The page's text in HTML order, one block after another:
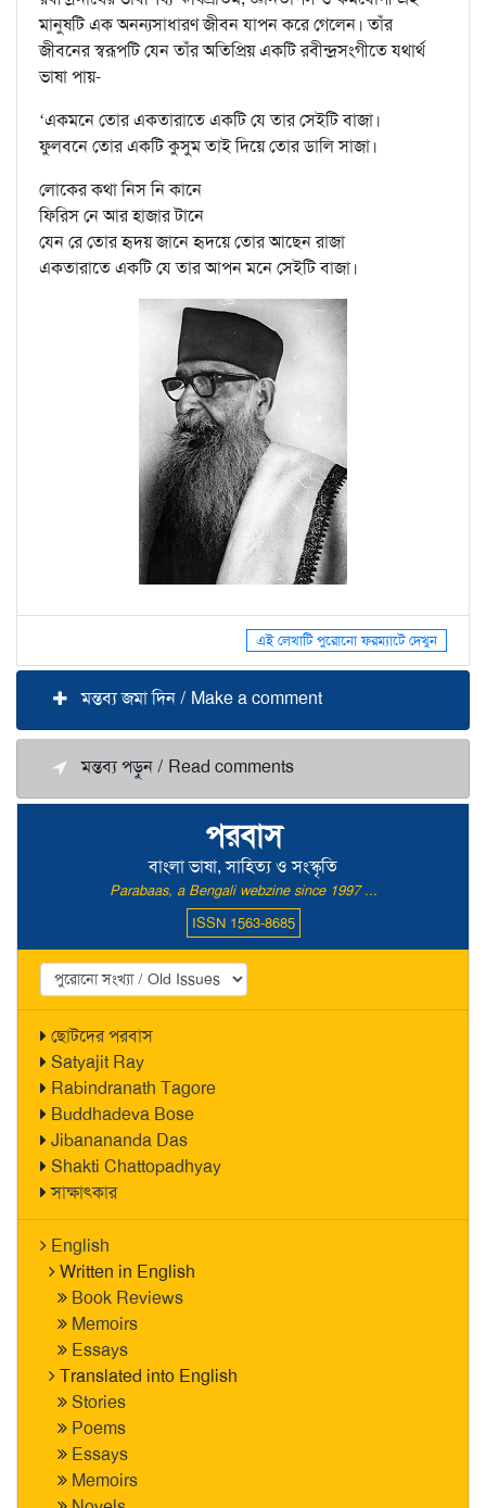
পরবাস
বাংলা ভাষা, সাহিত্য ও সংস্কৃতি
Parabaas, a Bengali webzine since 1997 ...
ISSN 1563-8685
ছোটদের পরবাস
Satyajit Ray
Rabindranath Tagore
Buddhadeva Bose
Jibanananda Das
Shakti Chattopadhyay
সাক্ষাৎকার
English
Written in English
Book Reviews
Memoirs
Essays
Translated into English
Stories
Poems
Essays
Memoirs
মানুষটি এক অনন্যসাধারণ জীবন যাপন করে গেলেন। তাঁর
জীবনের স্বরূপটি যেন তাঁর অতিপ্রিয় একটি রবীন্দ্রসংগীতে যথার্থ
ভাষা পায়-
‘একমনে তোর একতারাতে একটি যে তার সেইটি বাজা।
ফুলবনে তোর একটি কুসুম তাই দিয়ে তোর ডালি সাজা।
লোকের কথা নিস নি কানে
ফিরিস নে আর হাজার টানে
যেন রে তোর হৃদয় জানে হৃদয়ে তোর আছেন রাজা
একতারাতে একটি যে তার আপন মনে সেইটি বাজা।
এই লেখাটি পুরোনো ফরম্যাটে দেখুন
মন্তব্য জমা দিন / Make a comment
মন্তব্য পড়ুন / Read comments